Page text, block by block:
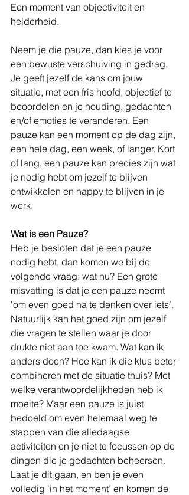
Een moment van objectiviteit en
helderheid.
Neem je die pauze, dan kies je voor
een bewuste verschuiving in gedrag.
Je geeft jezelf de kans om jouw
situatie, met een fris hoofd, objectief te
beoordelen en je houding, gedachten
en/of emoties te veranderen. Een
pauze kan een moment op de dag zijn,
een hele dag, een week, of langer. Kort
of lang, een pauze kan precies zijn wat
je nodig hebt om jezelf te blijven
ontwikkelen en happy te blijven in je
werk.
Wat is een Pauze?
Heb je besloten dat je een pauze
nodig hebt, dan komen we bij de
volgende vraag: wat nu? Een grote
misvatting is dat je een pauze neemt
‘om even goed na te denken over iets’.
Natuurlijk kan het goed zijn om jezelf
die vragen te stellen waar je door
drukte niet aan toe kwam. Wat kan ik
anders doen? Hoe kan ik die klus beter
combineren met de situatie thuis? Met
welke verantwoordelijkheden heb ik
moeite? Maar een pauze is juist
bedoeld om even helemaal weg te
stappen van die alledaagse
activiteiten en je niet te focussen op de
dingen die je gedachten beheersen.
Laat je dit gaan, en ben je even
volledig 'in het moment’ en komen de